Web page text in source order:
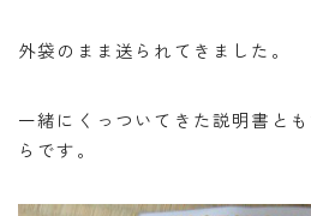
外袋のまま送られてきました。
一緒にくっついてきた説明書と
らです。